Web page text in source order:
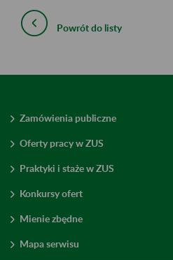
Powrót do listy
Zamówienia publiczne
Oferty pracy w ZUS
Praktyki i staże w ZUS
Konkursy ofert
Mienie zbędne
Mapa serwisu